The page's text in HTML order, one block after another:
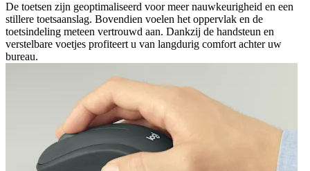
De toetsen zijn geoptimaliseerd voor meer nauwkeurigheid en een
stillere toetsaanslag. Bovendien voelen het oppervlak en de
toetsindeling meteen vertrouwd aan. Dankzij de handsteun en
verstelbare voetjes profiteert u van langdurig comfort achter uw
bureau.